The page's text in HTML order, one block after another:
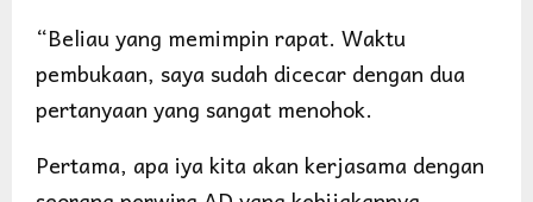
“Beliau yang memimpin rapat. Waktu
pembukaan, saya sudah dicecar dengan dua
pertanyaan yang sangat menohok.
Pertama, apa iya kita akan kerjasama dengan